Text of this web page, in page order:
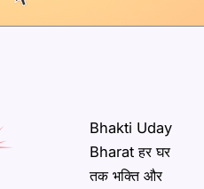
Bhakti Uday
Bharat हर घर
तक भक्ति और